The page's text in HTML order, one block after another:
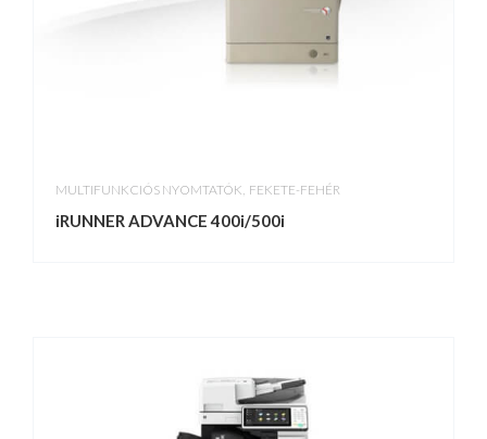
MULTIFUNKCIÓS NYOMTATÓK FEKETE-FEHÉR
iRUNNER ADVANCE 400i/500i